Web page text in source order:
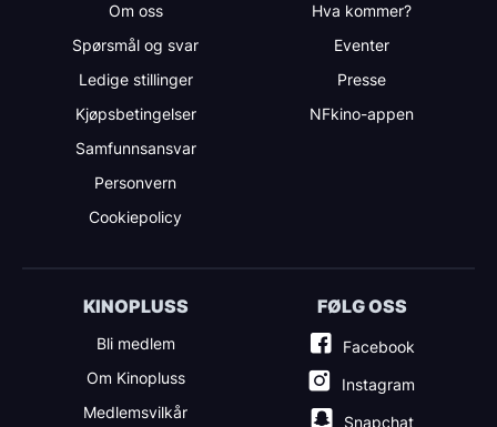
Om oss
Spørsmål og svar
Ledige stillinger
Kjøpsbetingelser
Samfunnsansvar
Personvern
Cookiepolicy
Hva kommer?
Eventer
Presse
NFkino-appen
KINOPLUSS
Bli medlem
Om Kinopluss
Medlemsvilkår
FØLG OSS
Facebook
Instagram
Snapchat